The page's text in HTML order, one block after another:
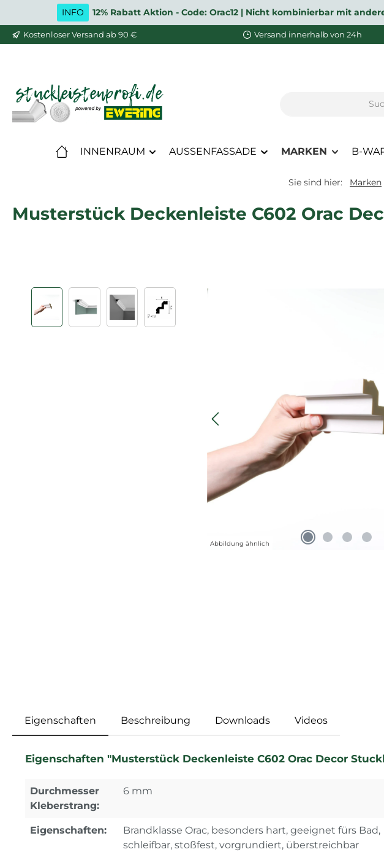
Hauptinhalt springen
Zur Suche springen
Zur Hauptnavigation springen
INFO 12% Rabatt Aktion - Code: Orac12 | Nicht kombinierbar mit
Kostenloser Versand ab 90 € Versand innerhalb von 24h
INNENRAUM AUSSENFASSADE MARKEN B-
Sie sind hier: Marken
Musterstück Deckenleiste C602 Orac
Bildergalerie überspringen
Abbildung ähnlich
Eigenschaften Beschreibung Downloads Videos
Eigenschaften "Musterstück Deckenleiste C602 Orac Decor
Durchmesser
Kleberstrang:
6 mm
Eigenschaften:
Brandklasse Orac, besonders hart, geeignet fürs Bad,
schleifbar, stoßfest, vorgrundiert, überstreichbar